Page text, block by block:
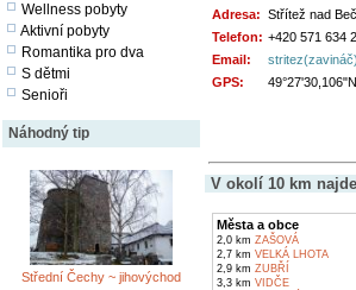
Wellness pobyty
Aktivní pobyty
Romantika pro dva
S dětmi
Senioři
Náhodný tip
Střední Čechy ~ jihovýchod
Adresa: Střítež nad
Telefon: +420 571 634
Email:
GPS:
V okolí 10 km
Města a obce
2,0 km ZAŠOVÁ
2,7 km VELKÁ LHOTA
2,9 km ZUBŘÍ
3,3 km VIDČE